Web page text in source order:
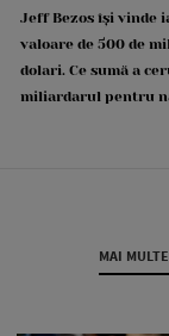
Jeff Bezos își vinde
valoare de 500 de
dolari. Ce sumă a
miliardarul pentru
MAI